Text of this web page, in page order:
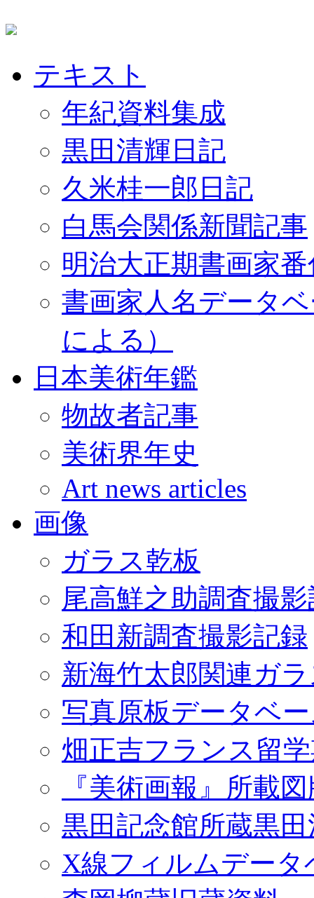
テキスト
年紀資料集成
黒田清輝日記
久米桂一郎日記
白馬会関係新聞記事
明治大正期書画家
書画家人名データ
による）
日本美術年鑑
物故者記事
美術界年史
Art news articles
画像
ガラス乾板
尾高鮮之助調査撮
和田新調査撮影記録
新海竹太郎関連ガ
写真原板データベ
畑正吉フランス留
『美術画報』所載
黒田記念館所蔵黒
X線フィルムデータ